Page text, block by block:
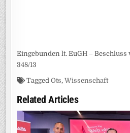
Eingebunden lt. EuGH – Beschluss
348/13
TaggedOts,Wissenschaft
Related Articles